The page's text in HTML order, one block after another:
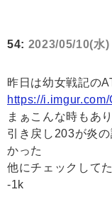
54: 2023/05/10(水
昨日は幼女戦記の
https://
まぁこんな時もあ
引き戻し203が炎
かった
他にチェックして
-1k